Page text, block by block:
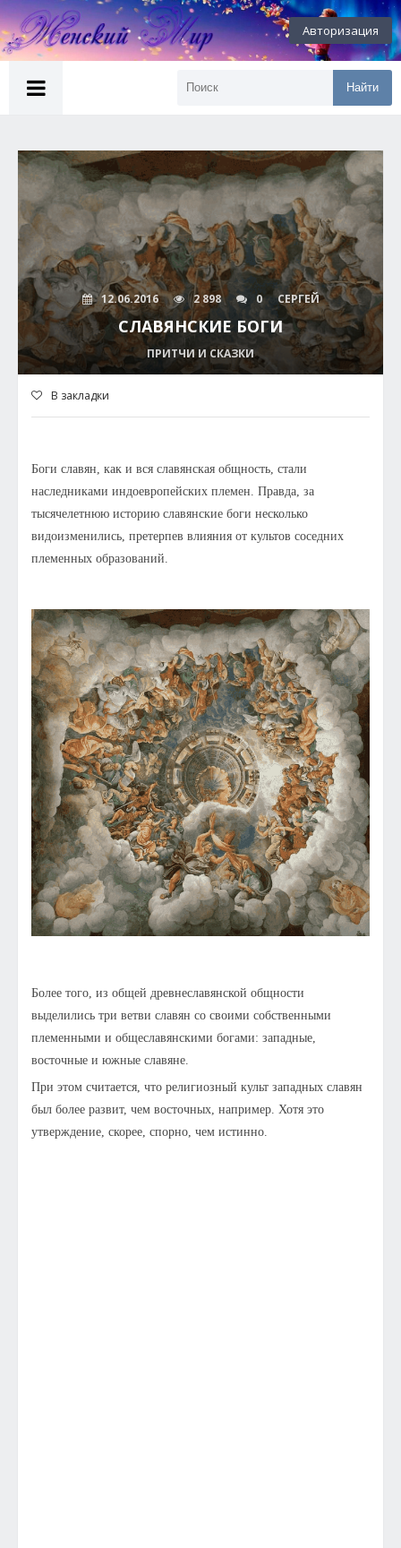
Авторизация
Найти
12.06.2016 2 898 0 СЕРГЕЙ
СЛАВЯНСКИЕ БОГИ
ПРИТЧИ И СКАЗКИ
В закладки
Боги славян, как и вся славянская общность, стали
наследниками индоевропейских племен. Правда, за
тысячелетнюю историю славянские боги несколько
видоизменились, претерпев влияния от культов соседних
племенных образований.
Более того, из общей древнеславянской общности
выделились три ветви славян со своими собственными
племенными и общеславянскими богами: западные,
восточные и южные славяне.
При этом считается, что религиозный культ западных славян
был более развит, чем восточных, например. Хотя это
утверждение, скорее, спорно, чем истинно.